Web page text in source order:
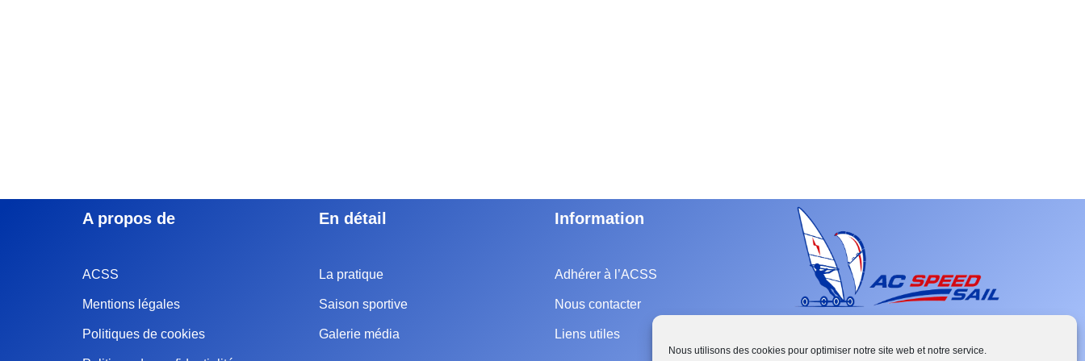
Nous utilisons des cookies pour optimiser notre site web et notre service.
A propos de
ACSS
Mentions légales
Politiques de cookies
En détail
La pratique
Saison sportive
Galerie média
Information
Adhérer à l’ACSS
Nous contacter
Liens utiles
French